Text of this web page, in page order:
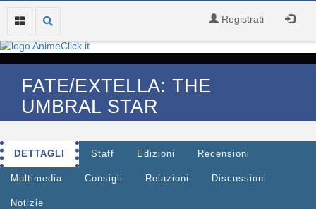
Registrati
FATE/EXTELLA: THE
UMBRAL STAR
DETTAGLI Staff Edizioni Recensioni
Multimedia Consigli Relazioni Discussioni
Notizie